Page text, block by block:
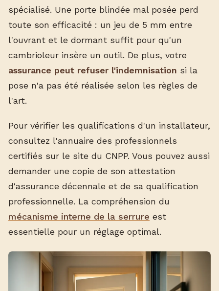
spécialisé. Une porte blindée mal posée perd
toute son efficacité : un jeu de 5 mm entre
l'ouvrant et le dormant suffit pour qu'un
cambrioleur insère un outil. De plus, votre
assurance peut refuser l'indemnisation si la
pose n'a pas été réalisée selon les règles de
l'art.
Pour vérifier les qualifications d'un installateur,
consultez l'annuaire des professionnels
certifiés sur le site du CNPP. Vous pouvez aussi
demander une copie de son attestation
d'assurance décennale et de sa qualification
professionnelle. La compréhension du
mécanisme interne de la serrure est
essentielle pour un réglage optimal.